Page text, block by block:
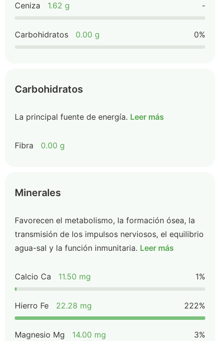
Ceniza 1.62 g -
Carbohidratos 0.00 g 0%
Carbohidratos
La principal fuente de energía. Leer más
Fibra 0.00 g
Minerales
Favorecen el metabolismo, la formación ósea, la
transmisión de los impulsos nerviosos, el equilibrio
agua-sal y la función inmunitaria. Leer más
Calcio Ca 11.50 mg 1%
Hierro Fe 22.28 mg 222%
Magnesio Mg 14.00 mg 3%